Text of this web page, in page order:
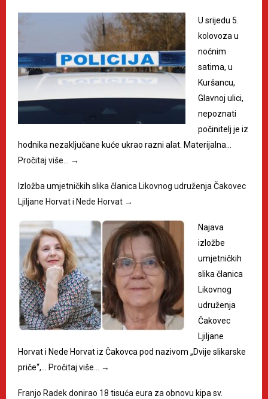
U srijedu 5.
kolovoza u
noćnim
satima, u
Kuršancu,
Glavnoj ulici,
nepoznati
počinitelj je iz
hodnika nezaključane kuće ukrao razni alat. Materijalna…
Pročitaj više…
→
Izložba umjetničkih slika članica Likovnog udruženja Čakovec
Ljiljane Horvat i Nede Horvat →
Najava
izložbe
umjetničkih
slika članica
Likovnog
udruženja
Čakovec
Ljiljane
Horvat i Nede Horvat iz Čakovca pod nazivom „Dvije slikarske
priče“,…
Pročitaj više… →
Franjo Radek donirao 18 tisuća eura za obnovu kipa sv.